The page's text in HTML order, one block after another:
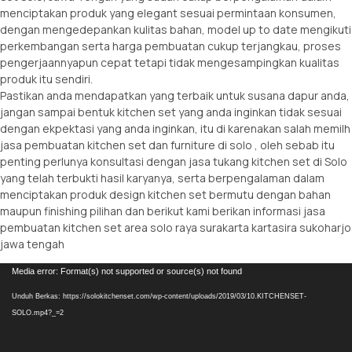
menciptakan produk yang elegant sesuai permintaan konsumen,
dengan mengedepankan kulitas bahan, model up to date mengikuti
perkembangan serta harga pembuatan cukup terjangkau, proses
pengerjaannyapun cepat tetapi tidak mengesampingkan kualitas
produk itu sendiri.
Pastikan anda mendapatkan yang terbaik untuk susana dapur anda,
jangan sampai bentuk kitchen set yang anda inginkan tidak sesuai
dengan ekpektasi yang anda inginkan, itu di karenakan salah memilh
jasa pembuatan kitchen set dan furniture di solo , oleh sebab itu
penting perlunya konsultasi dengan jasa tukang kitchen set di Solo
yang telah terbukti hasil karyanya, serta berpengalaman dalam
menciptakan produk design kitchen set bermutu dengan bahan
maupun finishing pilihan dan berikut kami berikan informasi jasa
pembuatan kitchen set area solo raya surakarta kartasira sukoharjo
jawa tengah
Pemutar
Media error: Format(s) not supported or source(s) not found
Unduh Berkas: https://solokitchenset.com/wp-content/uploads/2019/03/10.KITCHENSET-
SOLO.mp4?_=2